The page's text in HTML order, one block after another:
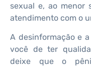
sexual e, ao menor
atendimento com o
A desinformação e
você de ter
deixe que o